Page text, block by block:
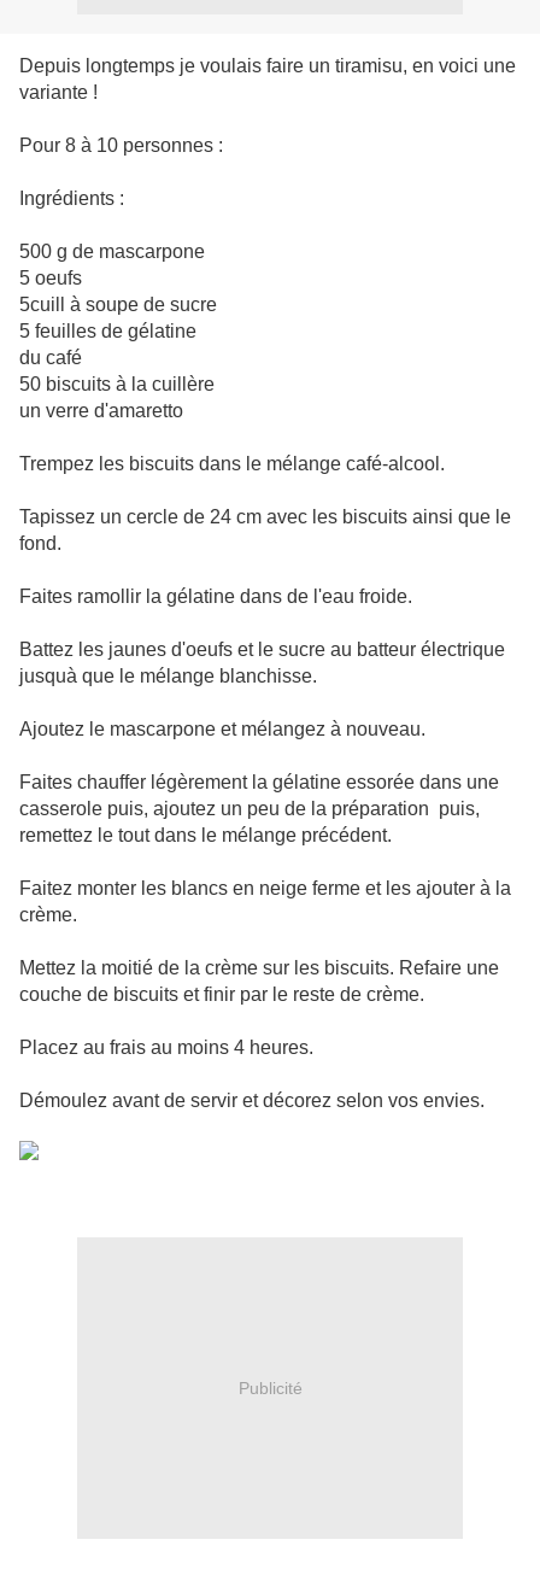
Depuis longtemps je voulais faire un tiramisu, en voici une
variante !
Pour 8 à 10 personnes :
Ingrédients :
500 g de mascarpone
5 oeufs
5cuill à soupe de sucre
5 feuilles de gélatine
du café
50 biscuits à la cuillère
un verre d'amaretto
Trempez les biscuits dans le mélange café-alcool.
Tapissez un cercle de 24 cm avec les biscuits ainsi que le
fond.
Faites ramollir la gélatine dans de l'eau froide.
Battez les jaunes d'oeufs et le sucre au batteur électrique
jusquà que le mélange blanchisse.
Ajoutez le mascarpone et mélangez à nouveau.
Faites chauffer légèrement la gélatine essorée dans une
casserole puis, ajoutez un peu de la préparation puis,
remettez le tout dans le mélange précédent.
Faitez monter les blancs en neige ferme et les ajouter à la
crème.
Mettez la moitié de la crème sur les biscuits. Refaire une
couche de biscuits et finir par le reste de crème.
Placez au frais au moins 4 heures.
Démoulez avant de servir et décorez selon vos envies.
Publicité